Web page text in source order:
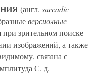
(англ. saccadic
версионные
зрительном поиске
изображений, а также
связана с
С. д.